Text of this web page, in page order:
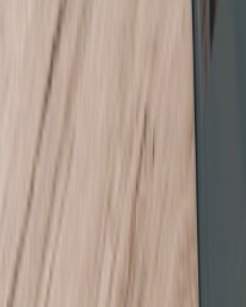
Wil je meer weten
hulp nodig? Neem
Gen Agency (TNG